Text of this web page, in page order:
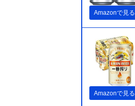
Amazonで見る
Amazonで見る